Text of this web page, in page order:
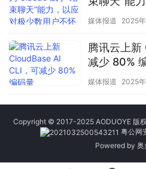
怀好意的情
媒体报道 2025
腾讯云上
减少 80%
媒体报道 2025
Copyright © 2017-2025 AODUOYE 版
粤公网
Powered by 奥